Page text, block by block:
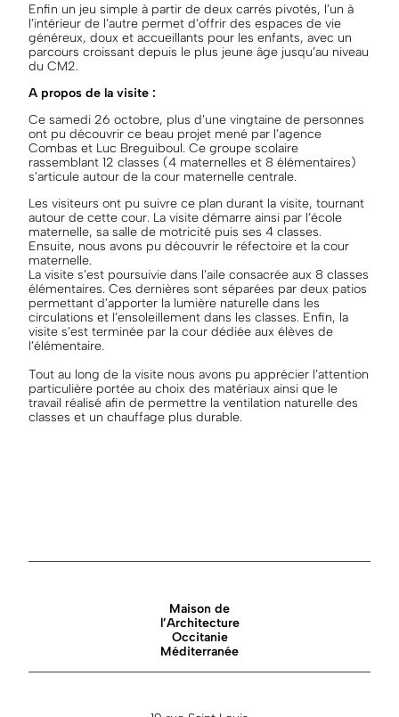
Enfin un jeu simple à partir de deux carrés pivotés, l’un à
l’intérieur de l’autre permet d’offrir des espaces de vie
généreux, doux et accueillants pour les enfants, avec un
parcours croissant depuis le plus jeune âge jusqu’au niveau
du CM2.
A propos de la visite :
Ce samedi 26 octobre, plus d’une vingtaine de personnes
ont pu découvrir ce beau projet mené par l’agence
Combas et Luc Breguiboul. Ce groupe scolaire
rassemblant 12 classes (4 maternelles et 8 élémentaires)
s’articule autour de la cour maternelle centrale.
Les visiteurs ont pu suivre ce plan durant la visite, tournant
autour de cette cour. La visite démarre ainsi par l’école
maternelle, sa salle de motricité puis ses 4 classes.
Ensuite, nous avons pu découvrir le réfectoire et la cour
maternelle.
La visite s’est poursuivie dans l’aile consacrée aux 8 classes
élémentaires. Ces dernières sont séparées par deux patios
permettant d’apporter la lumière naturelle dans les
circulations et l’ensoleillement dans les classes. Enfin, la
visite s’est terminée par la cour dédiée aux élèves de
l’élémentaire.
Tout au long de la visite nous avons pu apprécier l’attention
particulière portée au choix des matériaux ainsi que le
travail réalisé afin de permettre la ventilation naturelle des
classes et un chauffage plus durable.
Maison de
l’Architecture
Occitanie
Méditerranée